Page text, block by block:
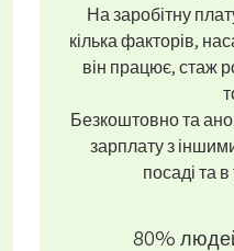
На заробітну
кілька факторів,
він працює, стаж
Безкоштовно та
зарплату з
посаді та
80%